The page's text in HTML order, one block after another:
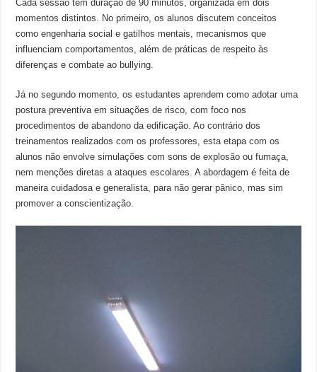
Cada sessão tem duração de 90 minutos, organizada em dois
momentos distintos. No primeiro, os alunos discutem conceitos
como engenharia social e gatilhos mentais, mecanismos que
influenciam comportamentos, além de práticas de respeito às
diferenças e combate ao bullying.
Já no segundo momento, os estudantes aprendem como adotar uma
postura preventiva em situações de risco, com foco nos
procedimentos de abandono da edificação. Ao contrário dos
treinamentos realizados com os professores, esta etapa com os
alunos não envolve simulações com sons de explosão ou fumaça,
nem menções diretas a ataques escolares. A abordagem é feita de
maneira cuidadosa e generalista, para não gerar pânico, mas sim
promover a conscientização.